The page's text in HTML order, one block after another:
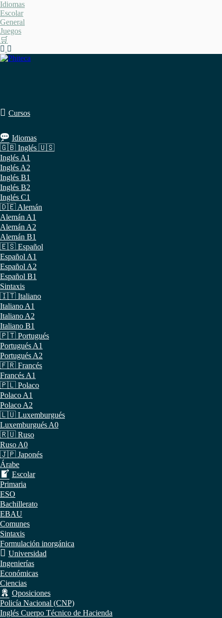
Saltar
al
contenido
Idiomas
Escolar
General
Juegos
🛒
Cursos
Idiomas
🇬🇧 Inglés 🇺🇸
Inglés A1
Inglés A2
Inglés B1
Inglés B2
Inglés C1
🇩🇪 Alemán
Alemán A1
Alemán A2
Alemán B1
🇪🇸 Español
Español A1
Español A2
Español B1
Sintaxis
🇮🇹 Italiano
Italiano A1
Italiano A2
Italiano B1
🇵🇹 Portugués
Portugués A1
Portugués A2
🇫🇷 Francés
Francés A1
🇵🇱 Polaco
Polaco A1
Polaco A2
🇱🇺 Luxemburgués
Luxemburgués A0
🇷🇺 Ruso
Ruso A0
🇯🇵 Japonés
Árabe
Escolar
Primaria
ESO
Bachillerato
EBAU
Comunes
Sintaxis
Formulación inorgánica
Universidad
Ingenierías
Económicas
Ciencias
Oposiciones
Policía Nacional (CNP)
Inglés Cuerpo Técnico de Hacienda